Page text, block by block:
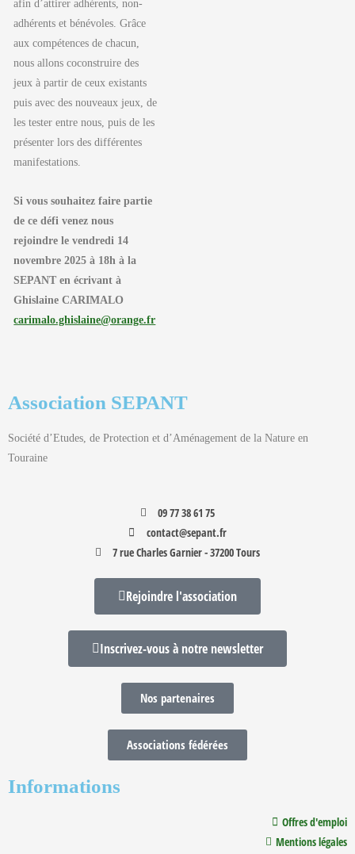
afin d’attirer adhérents, non-
adhérents et bénévoles. Grâce
aux compétences de chacun,
nous allons coconstruire des
jeux à partir de ceux existants
puis avec des nouveaux jeux, de
les tester entre nous, puis de les
présenter lors des différentes
manifestations.
Si vous souhaitez faire partie
de ce défi venez nous
rejoindre le vendredi 14
novembre 2025 à 18h à la
SEPANT en écrivant à
Ghislaine CARIMALO
carimalo.ghislaine@orange.fr
Association SEPANT
Société d’Etudes, de Protection et d’Aménagement de la Nature en
Touraine
09 77 38 61 75
contact@sepant.fr
7 rue Charles Garnier - 37200 Tours
Rejoindre l'association
Inscrivez-vous à notre newsletter
Nos partenaires
Associations fédérées
Informations
Offres d'emploi
Mentions légales